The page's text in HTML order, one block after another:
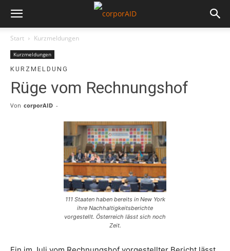
Start Kurzmeldungen
Kurzmeldungen
KURZMELDUNG
Rüge vom Rechnungshof
Von corporAID -
111 Staaten haben bereits in New York
ihre Nachhaltigkeitsberichte
vorgestellt. Österreich lässt sich noch
Zeit.